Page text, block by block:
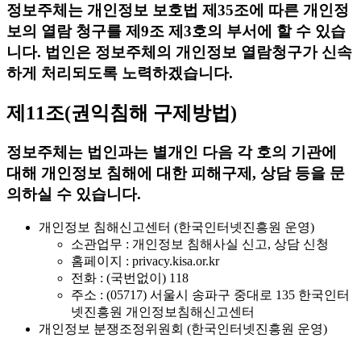
정보주체는 개인정보 보호법 제35조에 따른 개인정
보의 열람 청구를 제9조 제3호의 부서에 할 수 있습
니다. 법인은 정보주체의 개인정보 열람청구가 신속
하게 처리되도록 노력하겠습니다.
제11조(권익침해 구제방법)
정보주체는 법인과는 별개인 다음 각 호의 기관에
대해 개인정보 침해에 대한 피해구제, 상담 등을 문
의하실 수 있습니다.
개인정보 침해신고센터 (한국인터넷진흥원 운영)
소관업무 : 개인정보 침해사실 신고, 상담 신청
홈페이지 : privacy.kisa.or.kr
전화 : (국번없이) 118
주소 : (05717) 서울시 송파구 중대로 135 한국인터
넷진흥원 개인정보침해신고센터
개인정보 분쟁조정위원회 (한국인터넷진흥원 운영)